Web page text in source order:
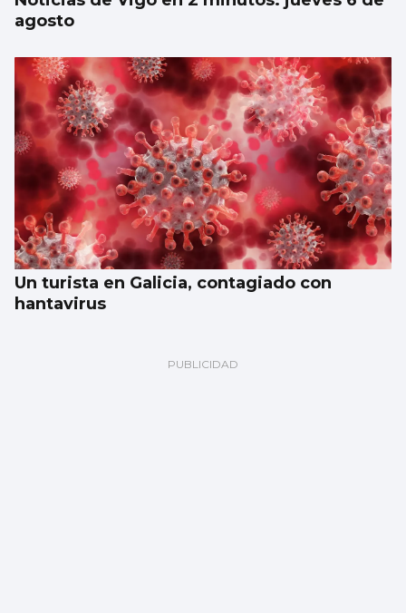
agosto
Un turista en Galicia, contagiado con
hantavirus